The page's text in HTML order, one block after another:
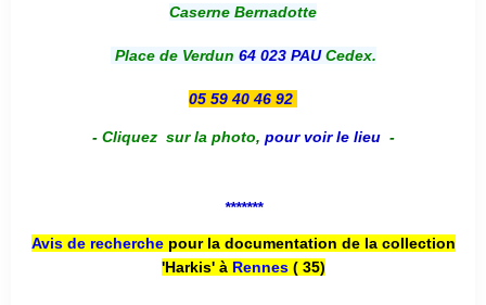
Caserne Bernadotte
Place de Verdun 64 023 PAUCedex.
05 59 40 46 92
- Cliquez sur la photo, pour voir le lieu -
*******
Avis de recherche pour la documentation de la collection
'Harkis' à Rennes( 35)